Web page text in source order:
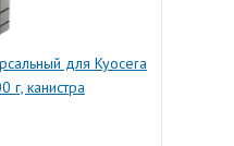
для Kyocera
г, канистра